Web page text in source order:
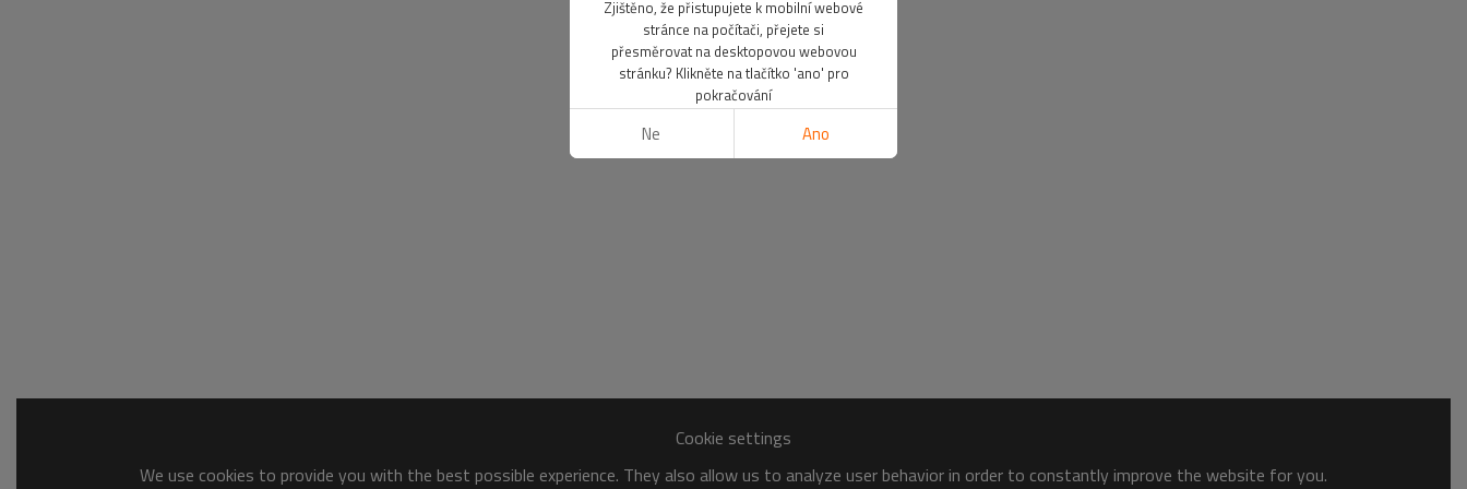
Cookie settings
We use cookies to provide you with the best possible experience. They also allow us to analyze user behavior in order to constantly improve the website for you.
Zjištěno, že přistupujete k mobilní webové
stránce na počítači, přejete si
přesměrovat na desktopovou webovou
stránku? Klikněte na tlačítko 'ano' pro
pokračování
Ne Ano